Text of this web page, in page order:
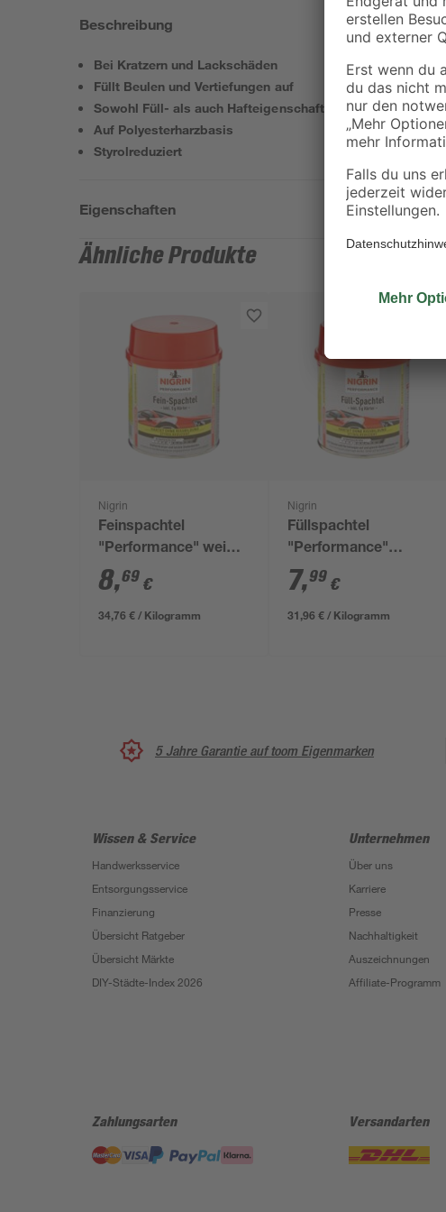
Beschreibung
Bei Kratzern und Lackschäden
Füllt Beulen und Vertiefungen auf
Sowohl Füll- als auch Hafteigenschaften
Auf Polyesterharzbasis
Styrolreduziert
Eigenschaften
Ähnliche Produkte
Nigrin
Feinspachtel
"Performance" weiß
250 g
8,69 €
34,76 € / Kilogramm
Nigrin
Füllspachtel
"Performance"
hellgrau 250 g
7,99 €
31,96 € / Kilogramm
5 Jahre Garantie auf toom Eigenmarken
Wissen & Service
Handwerksservice
Entsorgungsservice
Finanzierung
Übersicht Ratgeber
Übersicht Märkte
DIY-Städte-Index 2026
Unternehmen
Über uns
Karriere
Presse
Nachhaltigkeit
Auszeichnungen
Affiliate-Programm
Zahlungsarten Versandarten